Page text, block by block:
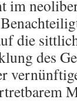
im
die
des